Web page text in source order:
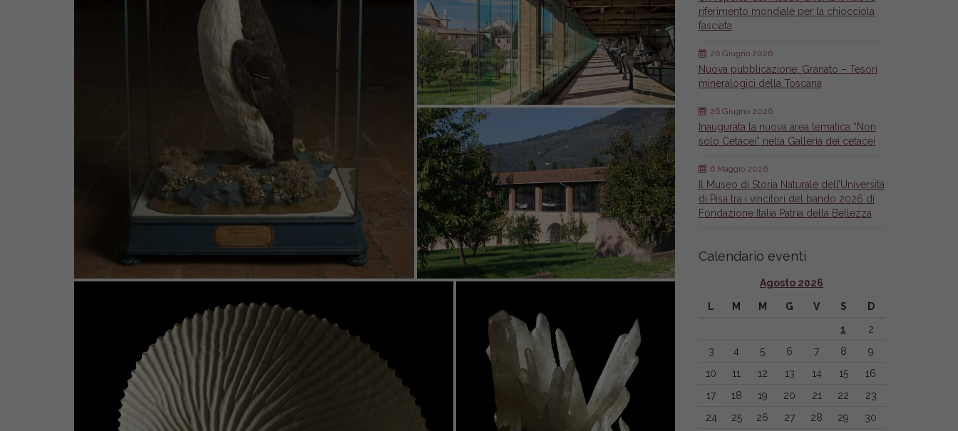
riferimento mondiale per la chiocciola
fasciata
Nuova pubblicazione: Granato – Tesori
mineralogici della Toscana
26 Giugno 2026
Inaugurata la nuova area tematica “Non
solo Cetacei” nella Galleria dei cetacei
26 Giugno 2026
Il Museo di Storia Naturale dell’Università
di Pisa tra i vincitori del bando 2026 di
Fondazione Italia Patria della Bellezza
6 Maggio 2026
Calendario eventi
Agosto 2026
L M M G V S D
1
2
3
4 5 6 7 8
9
10
11 12 13 14 15
16
17
18 19 20 21 22
23
24
25 26 27 28 29
30